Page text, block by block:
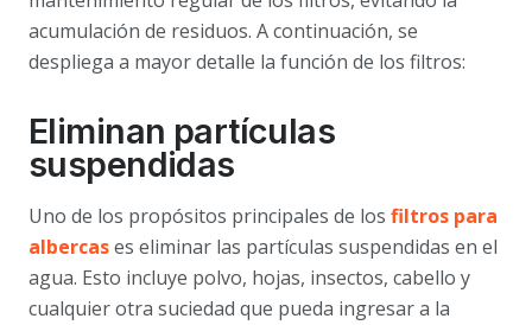
acumulación de residuos. A continuación, se
despliega a mayor detalle la función de los filtros:
Eliminan partículas
suspendidas
Uno de los propósitos principales de los filtros para
albercases eliminar las partículas suspendidas en el
agua. Esto incluye polvo, hojas, insectos, cabello y
cualquier otra suciedad que pueda ingresar a la